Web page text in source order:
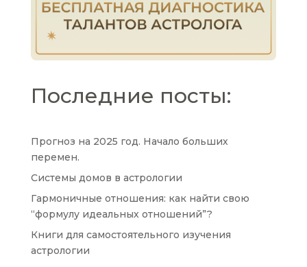
Последние посты:
Прогноз на 2025 год. Начало больших
перемен.
Системы домов в астрологии
Гармоничные отношения: как найти свою
“формулу идеальных отношений”?
Книги для самостоятельного изучения
астрологии